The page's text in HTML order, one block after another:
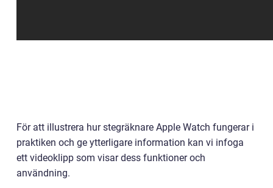
För att illustrera hur stegräknare Apple Watch fungerar i
praktiken och ge ytterligare information kan vi infoga
ett videoklipp som visar dess funktioner och
användning.